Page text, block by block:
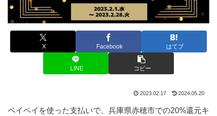
X Facebook はてブ
LINE コピー
2023.02.17 2024.05.20
ペイペイを使った支払いで、兵庫県赤穂市での20%還元キ